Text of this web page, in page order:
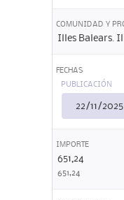
COMUNIDAD Y
Illes Balears.
FECHAS
PUBLICACIÓN
22/11/2025
IMPORTE
651,24
651,24